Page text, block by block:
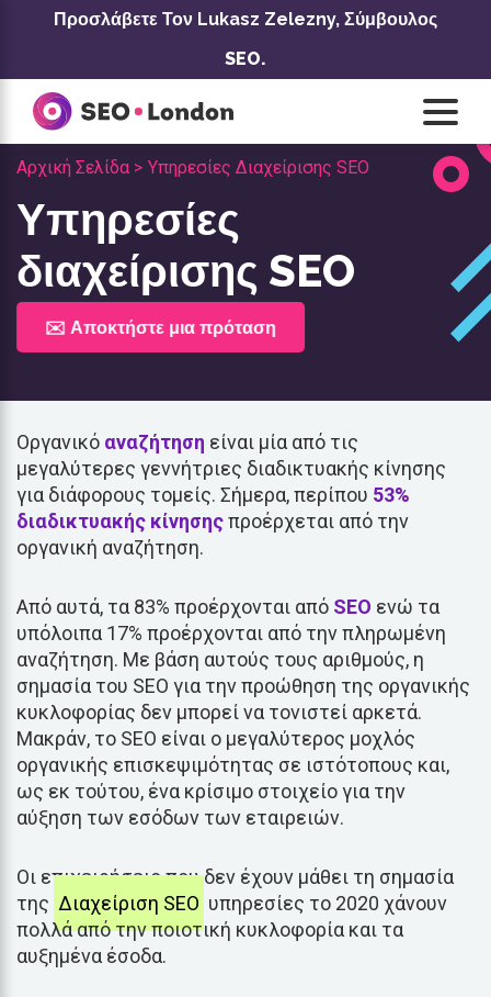
ΜετάβασηΠροσλάβετε Τον Lukasz Zelezny, Σύμβουλος
SEO.
Αρχική Σελίδα > Υπηρεσίες Διαχείρισης SEO
Υπηρεσίες
διαχείρισης SEO
✉️ Αποκτήστε μια πρόταση
Οργανικό αναζήτηση είναι μία από τις
μεγαλύτερες γεννήτριες διαδικτυακής κίνησης
για διάφορους τομείς. Σήμερα, περίπου 53%
διαδικτυακής κίνησηςπροέρχεται από την
οργανική αναζήτηση.
Από αυτά, τα 83% προέρχονται από SEO ενώ τα
υπόλοιπα 17% προέρχονται από την πληρωμένη
αναζήτηση. Με βάση αυτούς τους αριθμούς, η
σημασία του SEO για την προώθηση της οργανικής
κυκλοφορίας δεν μπορεί να τονιστεί αρκετά.
Μακράν, το SEO είναι ο μεγαλύτερος μοχλός
οργανικής επισκεψιμότητας σε ιστότοπους και,
ως εκ τούτου, ένα κρίσιμο στοιχείο για την
αύξηση των εσόδων των εταιρειών.
Οι επιχειρήσεις που δεν έχουν μάθει τη σημασία
της Διαχείριση SEO υπηρεσίες το 2020 χάνουν
πολλά από την ποιοτική κυκλοφορία και τα
αυξημένα έσοδα.